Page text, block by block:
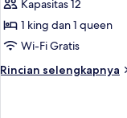
Red
Level
Kapasitas 12
1 king dan 1 queen
Wi-Fi Gratis
Rincian selengkapnya
Rincian